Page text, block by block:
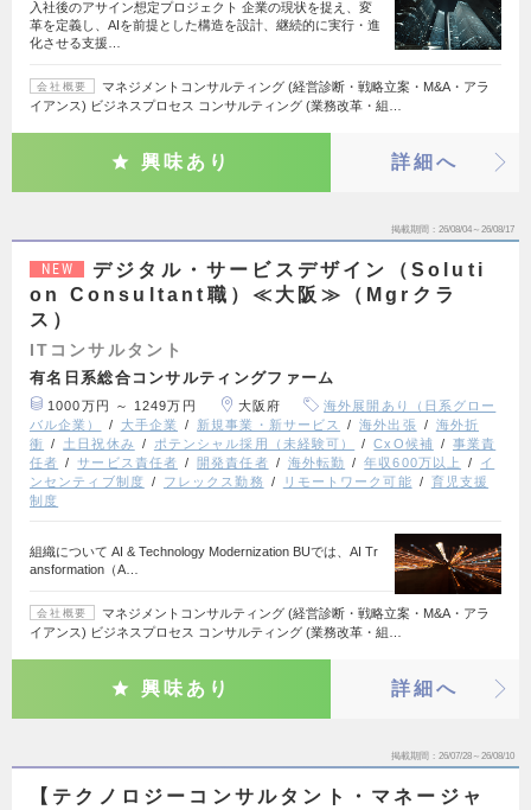
入社後のアサイン想定プロジェクト 企業の現状を捉え、変
革を定義し、AIを前提とした構造を設計、継続的に実行・進
化させる支援…
会社概要
マネジメントコンサルティング (経営診断・戦略立案・M&A・アラ
イアンス) ビジネスプロセス コンサルティング (業務改革・組…
興味あり 詳細へ
掲載期間 26/08/04～26/08/17
NEW
デジタル・サービスデザイン（Soluti
on Consultant職）≪大阪≫（Mgrクラ
ス）
ITコンサルタント
有名日系総合コンサルティングファーム
1000万円 ～ 1249万円 大阪府
海外展開あり（日系グロー
バル企業）
大手企業 新規事業・新サービス 海外出張
海外折
衝
土日祝休み ポテンシャル採用（未経験可） CxO候補
事業責
任者
サービス責任者 開発責任者 海外転勤 年収600万以上
イ
ンセンティブ制度
フレックス勤務 リモートワーク可能
育児支援
制度
組織について AI & Technology Modernization BUでは、AI Tr
ansformation（A…
会社概要
マネジメントコンサルティング (経営診断・戦略立案・M&A・アラ
イアンス) ビジネスプロセス コンサルティング (業務改革・組…
興味あり 詳細へ
掲載期間 26/07/28～26/08/10
【テクノロジーコンサルタント・マネージャ